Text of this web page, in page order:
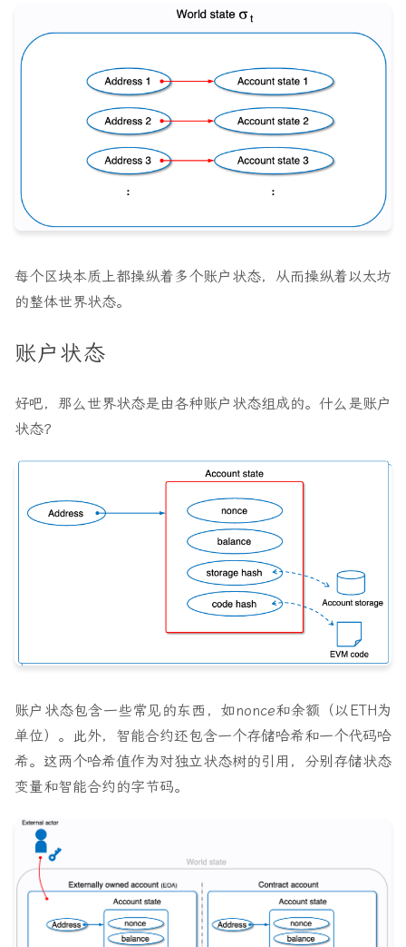
每个区块本质上都操纵着多个账户状态，从而操纵着以太坊
的整体世界状态。
账户状态
好吧，那么世界状态是由各种账户状态组成的。什么是账户
状态？
账户状态包含一些常见的东西，如nonce和余额（以ETH为
单位）。此外，智能合约还包含一个存储哈希和一个代码哈
希。这两个哈希值作为对独立状态树的引用，分别存储状态
变量和智能合约的字节码。